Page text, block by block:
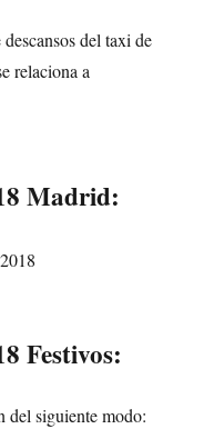
del taxi de
relaciona a
Madrid:
Festivos:
del siguiente modo: